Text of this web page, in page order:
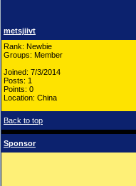
metsjiivt
Rank: Newbie
Groups: Member
Joined: 7/3/2014
Posts: 1
Points: 0
Location: China
Back to top
Sponsor